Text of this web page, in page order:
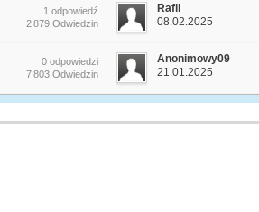
1 odpowiedź
2 879 Odwiedzin
Rafii
08.02.2025
0 odpowiedzi
7 803 Odwiedzin
Anonimowy09
21.01.2025